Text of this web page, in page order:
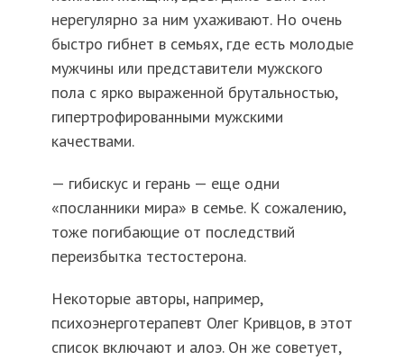
нерегулярно за ним ухаживают. Но очень
быстро гибнет в семьях, где есть молодые
мужчины или представители мужского
пола с ярко выраженной брутальностью,
гипертрофированными мужскими
качествами.
— гибискус и герань — еще одни
«посланники мира» в семье. К сожалению,
тоже погибающие от последствий
переизбытка тестостерона.
Некоторые авторы, например,
психоэнерготерапевт Олег Кривцов, в этот
список включают и алоэ. Он же советует,